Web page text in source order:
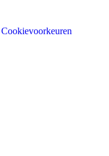
Cookievoorkeuren